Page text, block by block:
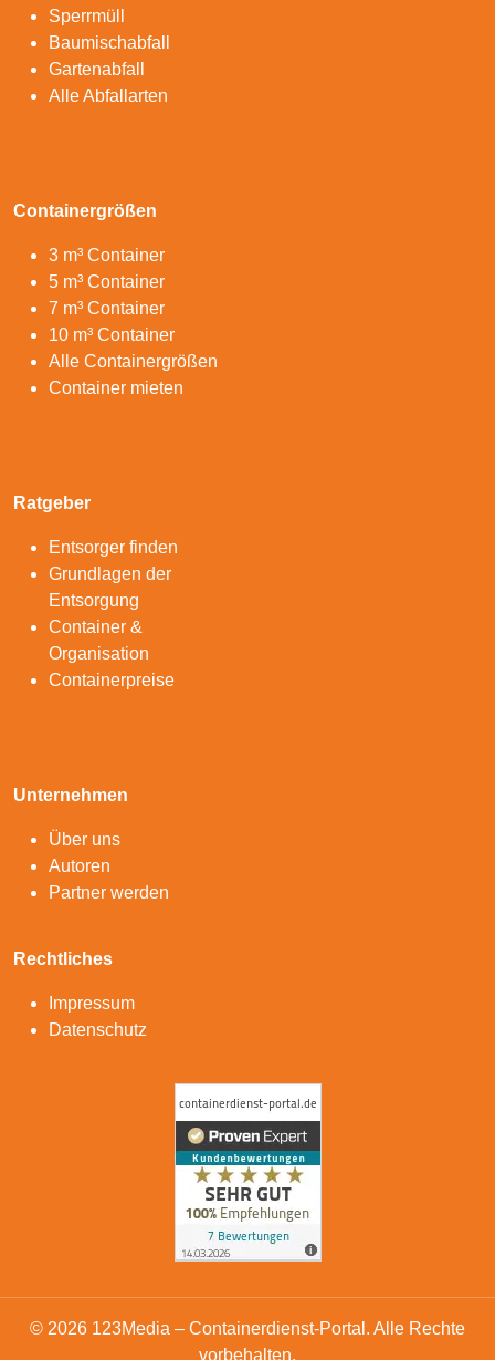
Sperrmüll
Baumischabfall
Gartenabfall
Alle Abfallarten
Containergrößen
3 m³ Container
5 m³ Container
7 m³ Container
10 m³ Container
Alle Containergrößen
Container mieten
Ratgeber
Entsorger finden
Grundlagen der
Entsorgung
Container &
Organisation
Containerpreise
Unternehmen
Über uns
Autoren
Partner werden
Rechtliches
Impressum
Datenschutz
© 2026 123Media – Containerdienst-Portal. Alle Rechte
vorbehalten.